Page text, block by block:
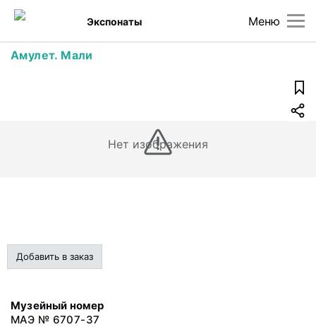
Меню
Экспонаты
Амулет. Мали
Нет изображения
Добавить в заказ
Музейный номер
МАЭ № 6707-37